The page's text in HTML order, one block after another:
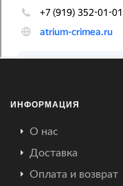
ИНФОРМАЦИЯ
О нас
Доставка
Оплата и возврат